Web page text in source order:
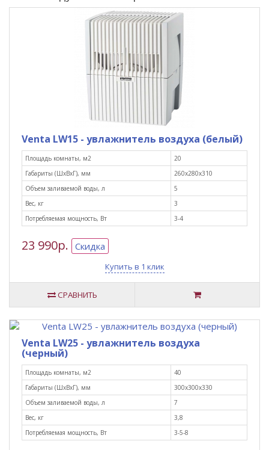
Venta LW15 - увлажнитель воздуха (белый)
Площадь комнаты, м2
20
Габариты (ШxВxГ), мм
260х280х310
Объем заливаемой воды, л
5
Вес, кг
3
Потребляемая мощность, Вт
3-4
23 990р. Скидка
Купить в 1 клик
СРАВНИТЬ
Venta LW25 - увлажнитель воздуха
(черный)
Площадь комнаты, м2
40
Габариты (ШxВxГ), мм
300х300х330
Объем заливаемой воды, л
7
Вес, кг
3,8
Потребляемая мощность, Вт
3-5-8